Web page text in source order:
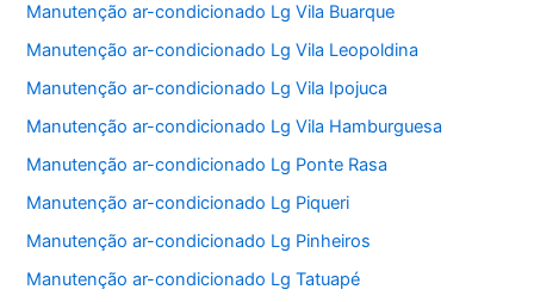
Manutenção ar-condicionado Lg Vila Buarque
Manutenção ar-condicionado Lg Vila Leopoldina
Manutenção ar-condicionado Lg Vila Ipojuca
Manutenção ar-condicionado Lg Vila Hamburguesa
Manutenção ar-condicionado Lg Ponte Rasa
Manutenção ar-condicionado Lg Piqueri
Manutenção ar-condicionado Lg Pinheiros
Manutenção ar-condicionado Lg Tatuapé